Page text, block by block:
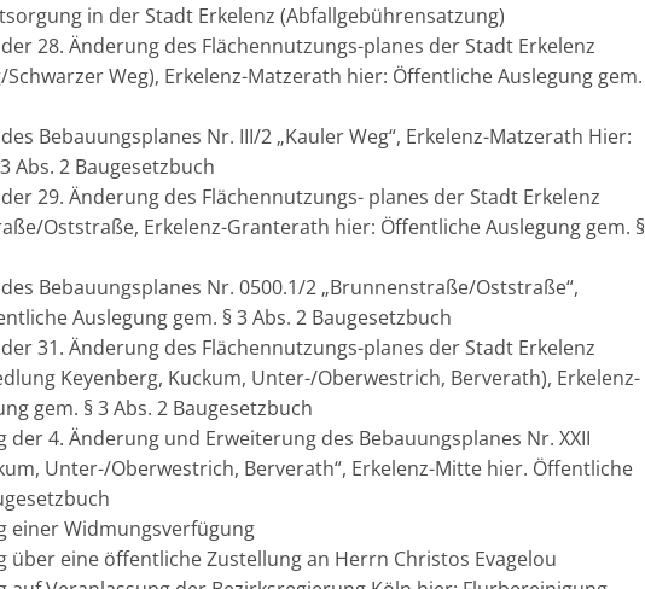
in der Stadt Erkelenz (Abfallgebührensatzung)
28. Änderung des Flächennutzungs-planes der Stadt Erkelenz
Weg), Erkelenz-Matzerath hier: Öffentliche Auslegung gem.
Bebauungsplanes Nr. III/2 „Kauler Weg“, Erkelenz-Matzerath Hier:
Abs. 2 Baugesetzbuch
29. Änderung des Flächennutzungs- planes der Stadt Erkelenz
Oststraße, Erkelenz-Granterath hier: Öffentliche Auslegung gem. §
Bebauungsplanes Nr. 0500.1/2 „Brunnenstraße/Oststraße“,
Auslegung gem. § 3 Abs. 2 Baugesetzbuch
31. Änderung des Flächennutzungs-planes der Stadt Erkelenz
Keyenberg, Kuckum, Unter-/Oberwestrich, Berverath), Erkelenz-
gem. § 3 Abs. 2 Baugesetzbuch
4. Änderung und Erweiterung des Bebauungsplanes Nr. XXII
Unter-/Oberwestrich, Berverath“, Erkelenz-Mitte hier. Öffentliche
einer Widmungsverfügung
über eine öffentliche Zustellung an Herrn Christos Evagelou